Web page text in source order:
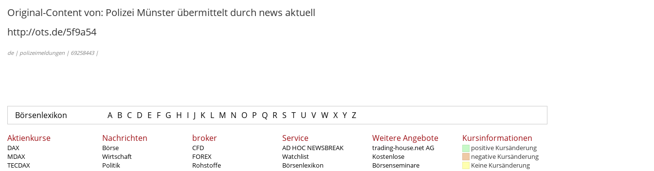
Original-Content von: Polizei Münster übermittelt durch news aktuell
http://ots.de/5f9a54
de | polizeimeldungen | 69258443 |
Börsenlexikon A B C D E F G H I J K L M N O P Q R S T U V W X Y Z
Aktienkurse
DAX
MDAX
TECDAX
Nachrichten
Börse
Wirtschaft
Politik
broker
CFD
FOREX
Rohstoffe
Service
AD HOC NEWSBREAK
Watchlist
Börsenlexikon
Weitere Angebote
trading-house.net AG
Kostenlose
Börsenseminare
Kursinformationen
positive Kursänderung
negative Kursänderung
Keine Kursänderung